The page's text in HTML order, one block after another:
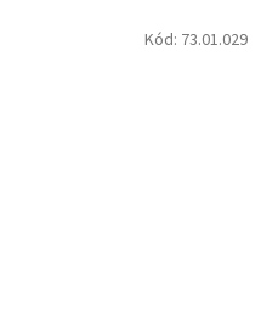
Kód: 73.01.029